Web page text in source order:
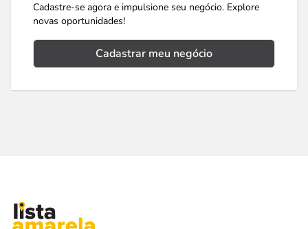
Cadastre-se agora e impulsione seu negócio. Explore
novas oportunidades!
Cadastrar meu negócio